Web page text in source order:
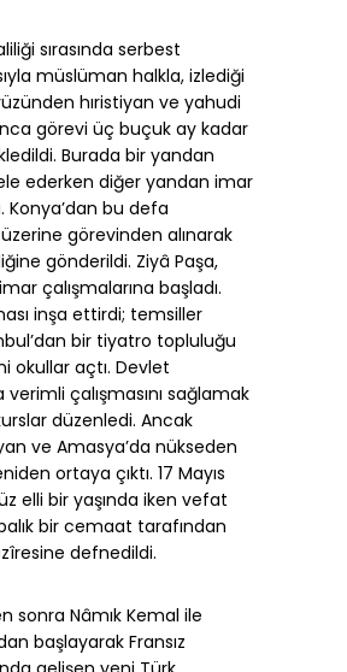
sırasında serbest
müslüman halkla, izlediği
hıristiyan ve yahudi
görevi üç buçuk ay kadar
Burada bir yandan
ederken diğer yandan imar
bu defa
görevinden alınarak
gönderildi. Ziyâ Paşa,
çalışmalarına başladı.
inşa ettirdi; temsiller
bir tiyatro topluluğu
okullar açtı. Devlet
çalışmasını sağlamak
düzenledi. Ancak
ve Amasya’da nükseden
ortaya çıktı. 17 Mayıs
elli bir yaşında iken vefat
bir cemaat tarafından
defnedildi.
sonra Nâmık Kemal ile
başlayarak Fransız